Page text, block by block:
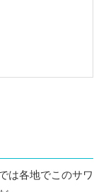
は各地でこのサワ